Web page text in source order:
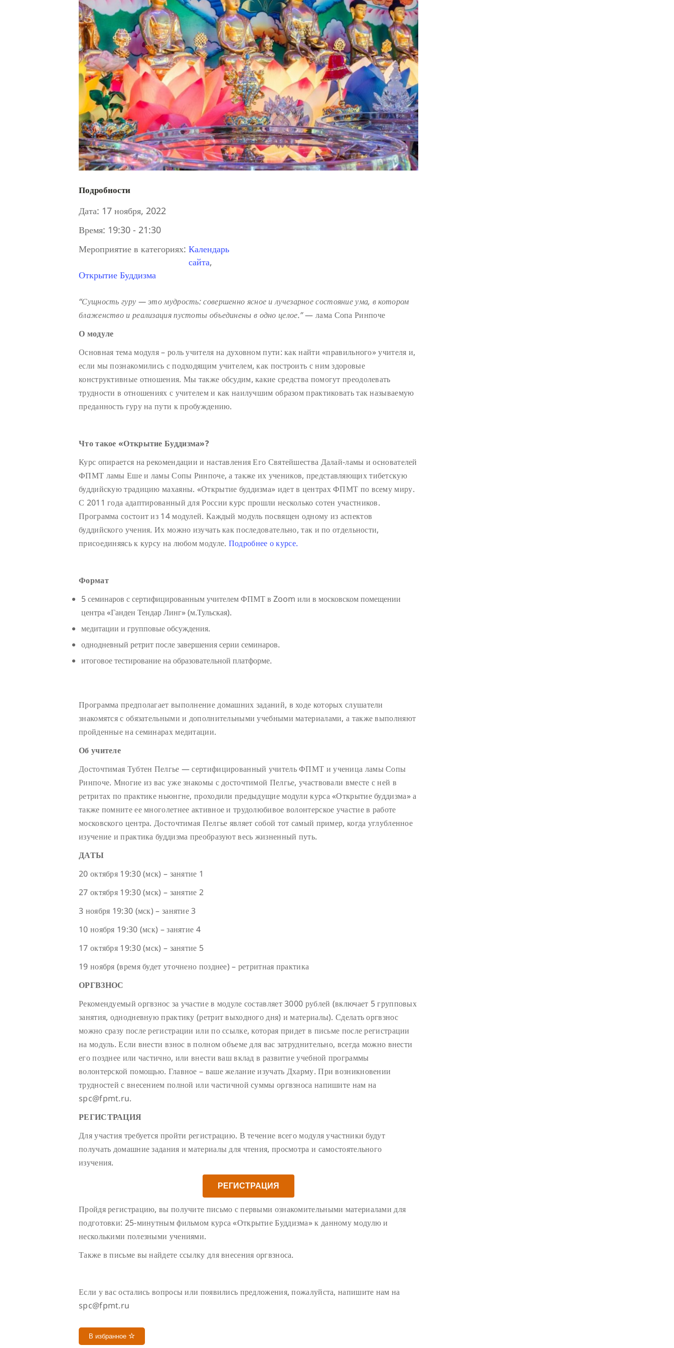
Подробности
Дата: 17 ноября, 2022
Время: 19:30 - 21:30
Мероприятие в категориях: Календарь
сайта,
Открытие Буддизма
“Сущность гуру — это мудрость:совершенно ясное и лучезарное состояние ума, в котором
блаженство и реализацияпустоты объединены в одно целое.”— лама Сопа Ринпоче
О модуле
Основная тема модуля – роль учителя на духовном пути: как найти «правильного» учителя и,
если мы познакомились с подходящим учителем, как построить с ним здоровые
конструктивные отношения. Мы также обсудим, какие средства помогут преодолевать
трудности в отношениях с учителем и как наилучшим образом практиковать так называемую
преданность гуру на пути к пробуждению.
Что такое «Открытие Буддизма»?
Курс опирается на рекомендации и наставления Его Святейшества Далай-ламы и основателей
ФПМТ ламы Еше и ламы Сопы Ринпоче, а также их учеников, представляющих тибетскую
буддийскую традицию махаяны. «Открытие буддизма» идет в центрах ФПМТ по всему миру.
С 2011 года адаптированный для России курс прошли несколько сотен участников.
Программа состоит из 14 модулей. Каждый модуль посвящен одному из аспектов
буддийского учения. Их можно изучать как последовательно, так и по отдельности,
присоединяясь к курсу на любом модуле. Подробнее о курсе.
Формат
5 семинаров с сертифицированным учителем ФПМТ в Zoom или в московском помещении
центра «Ганден Тендар Линг» (м.Тульская).
медитации и групповые обсуждения.
однодневный ретрит после завершения серии семинаров.
итоговое тестирование на образовательной платформе.
Программа предполагает выполнение домашних заданий, в ходе которых слушатели
знакомятся с обязательными и дополнительными учебными материалами, а также выполняют
пройденные на семинарах медитации.
Об учителе
Досточтимая Тубтен Пелгье — сертифицированный учитель ФПМТ и ученица ламы Сопы
Ринпоче. Многие из вас уже знакомы с досточтимой Пелгье, участвовали вместе с ней в
ретритах по практике ньюнгне, проходили предыдущие модули курса «Открытие буддизма» а
также помните ее многолетнее активное и трудолюбивое волонтерское участие в работе
московского центра. Досточтимая Пелгье являет собой тот самый пример, когда углубленное
изучение и практика буддизма преобразуют весь жизненный путь.
ДАТЫ
20 октября 19:30 (мск) – занятие 1
27 октября 19:30 (мск) – занятие 2
3 ноября 19:30 (мск) – занятие 3
10 ноября 19:30 (мск) – занятие 4
17 октября 19:30 (мск) – занятие 5
19 ноября (время будет уточнено позднее) – ретритная практика
ОРГВЗНОС
Рекомендуемый оргвзнос за участие в модуле составляет 3000 рублей (включает 5 групповых
занятия, однодневную практику (ретрит выходного дня) и материалы). Сделать оргвзнос
можно сразу после регистрации или по ссылке, которая придет в письме после регистрации
на модуль. Если внести взнос в полном объеме для вас затруднительно, всегда можно внести
его позднее или частично, или внести ваш вклад в развитие учебной программы
волонтерской помощью. Главное – ваше желание изучать Дхарму. При возникновении
трудностей с внесением полной или частичной суммы оргвзноса напишите нам на
spc@fpmt.ru.
РЕГИСТРАЦИЯ
Для участия требуется пройти регистрацию. В течение всего модуля участники будут
получать домашние задания и материалы для чтения, просмотра и самостоятельного
изучения.
РЕГИСТРАЦИЯ
Пройдя регистрацию, вы получите письмо с первыми ознакомительными материалами для
подготовки: 25-минутным фильмом курса «Открытие Буддизма» к данному модулю и
несколькими полезными учениями.
Также в письме вы найдете ссылку для внесения оргвзноса.
Если у вас остались вопросы или появились предложения, пожалуйста, напишите нам на
spc@fpmt.ru
В избранное